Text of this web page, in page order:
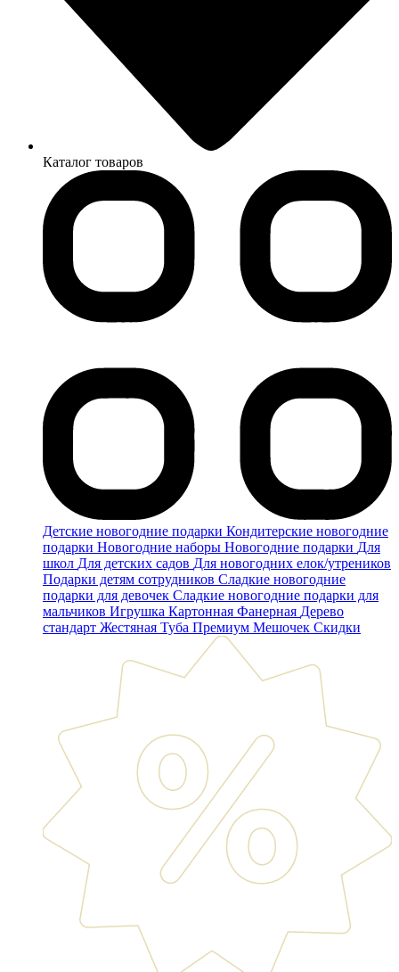
Каталог товаров
Детские новогодние подарки Кондитерские новогодние
подарки Новогодние наборы Новогодние подарки Для
школ Для детских садов Для новогодних елок/утреников
Подарки детям сотрудников Сладкие новогодние
подарки для девочек Сладкие новогодние подарки для
мальчиков Игрушка Картонная Фанерная Дерево
стандарт Жестяная Туба Премиум Мешочек Скидки